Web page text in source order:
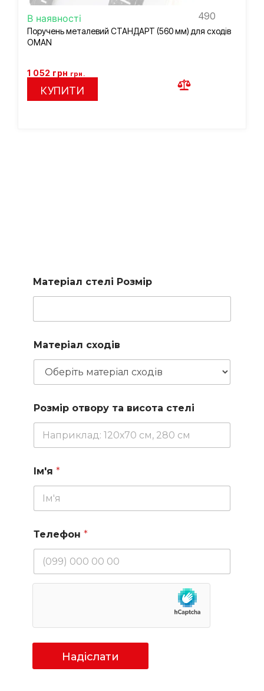
В наявності 490
Поручень металевий СТАНДАРТ (560 мм) для сходів
OMAN
1 052 грн грн.
КУПИТИ
Матеріал стелі Розмір
Матеріал сходів
Розмір отвору та висота стелі
Ім'я *
Телефон *
Надіслати